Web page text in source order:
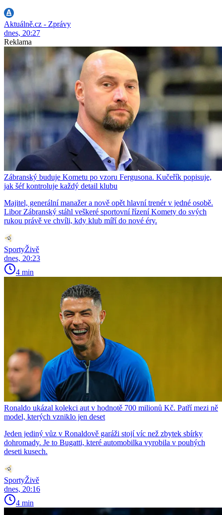
Aktuálně.cz - Zprávy
dnes, 20:27
Reklama
Zábranský buduje Kometu po vzoru Fergusona. Kučeřík popisuje,
jak šéf kontroluje každý detail klubu
Majitel, generální manažer a nově opět hlavní trenér v jedné osobě.
Libor Zábranský stáhl veškeré sportovní řízení Komety do svých
rukou právě ve chvíli, kdy klub míří do nové éry.
SportyŽivě
dnes, 20:23
4 min
Ronaldo ukázal kolekci aut v hodnotě 700 milionů Kč. Patří mezi ně
model, kterých vzniklo jen deset
Jeden jediný vůz v Ronaldově garáži stojí víc než zbytek sbírky
dohromady. Je to Bugatti, které automobilka vyrobila v pouhých
deseti kusech.
SportyŽivě
dnes, 20:16
4 min